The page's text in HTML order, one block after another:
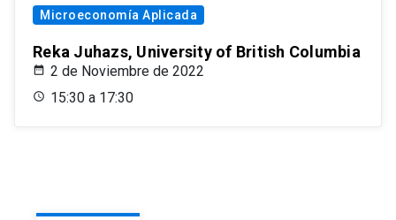
Microeconomía Aplicada
Reka Juhazs, University of British Columbia
2 de Noviembre de 2022
15:30 a 17:30